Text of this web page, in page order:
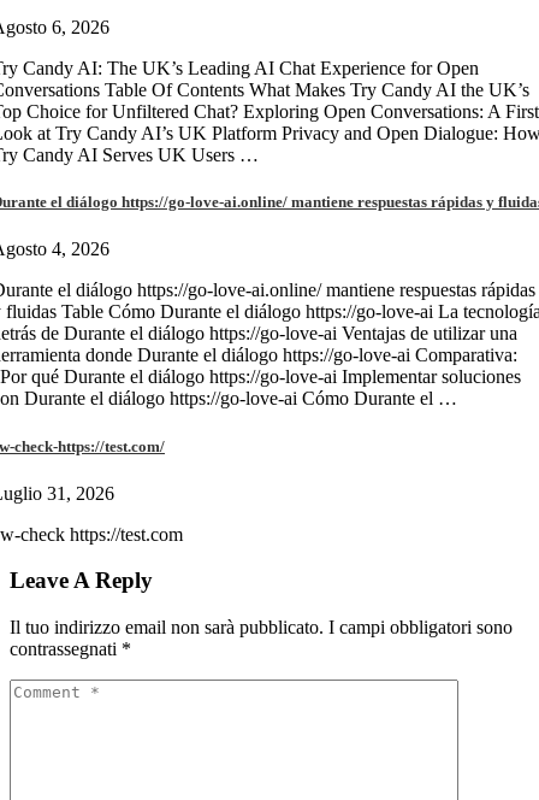
6, 2026
Candy AI: The UK’s Leading AI Chat Experience for Open
Table Of Contents What Makes Try Candy AI the UK’s
Choice for Unfiltered Chat? Exploring Open Conversations: A First
at Try Candy AI’s UK Platform Privacy and Open Dialogue:
Candy AI Serves UK Users …
el diálogo https://go-love-ai.online/ mantiene respuestas rápidas y
4, 2026
el diálogo https://go-love-ai.online/ mantiene respuestas rápidas
fluidas Table Cómo Durante el diálogo https://go-love-ai La
de Durante el diálogo https://go-love-ai Ventajas de utilizar una
donde Durante el diálogo https://go-love-ai Comparativa:
qué Durante el diálogo https://go-love-ai Implementar soluciones
Durante el diálogo https://go-love-ai Cómo Durante el …
check-https://test.com/
31, 2026
check https://test.com
Leave A Reply
Il tuo indirizzo email non sarà pubblicato. I campi obbligatori sono
contrassegnati *